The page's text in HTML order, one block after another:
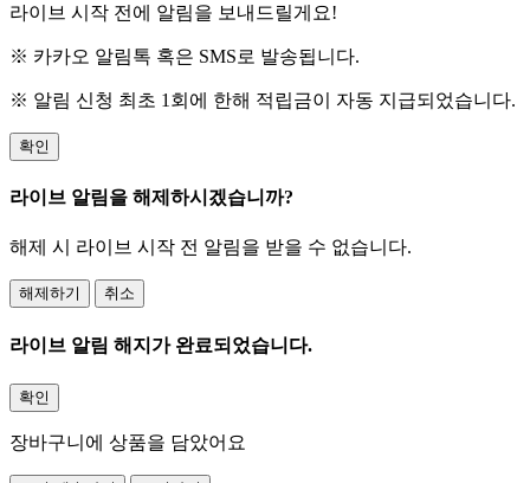
라이브 시작 전에 알림을 보내드릴게요!
※ 카카오 알림톡 혹은 SMS로 발송됩니다.
※ 알림 신청 최초 1회에 한해 적립금이 자동 지급되었습니다.
확인
라이브 알림을 해제하시겠습니까?
해제 시 라이브 시작 전 알림을 받을 수 없습니다.
해제하기 취소
라이브 알림 해지가 완료되었습니다.
확인
장바구니에 상품을 담았어요